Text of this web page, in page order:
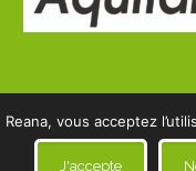
vous acceptez
J'accepte